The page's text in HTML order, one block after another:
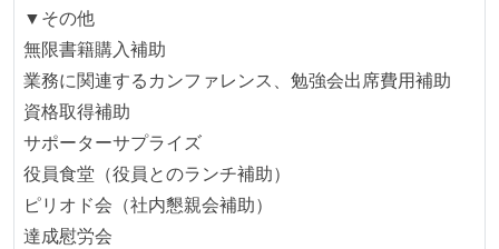
コード品質向上のための取り組み
本番にデプロイされるコードには、全てコードレビュ
ーまたはペアプログラミングを実施している
「リファクタリングは随時行われるべき」という価値
観をメンバー全員が共有しており、日常的に実施して
いる
何らかのコーディング規約をチーム全体で遵守するよ
▼その他
無限書籍購入補助
業務に関連するカンファレンス、勉強会出席費用補助
資格取得補助
サポーターサプライズ
役員食堂（役員とのランチ補助）
ピリオド会（社内懇親会補助）
達成慰労会